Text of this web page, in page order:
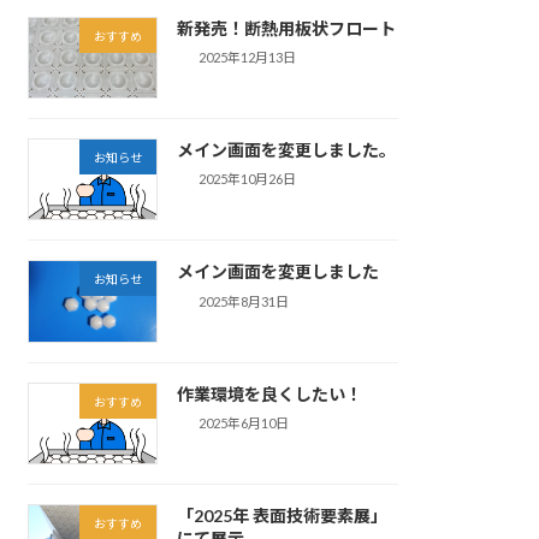
おすすめ 新発売！断熱用板状フロート
2025年12月13日
お知らせ メイン画面を変更しました。
2025年10月26日
お知らせ メイン画面を変更しました
2025年8月31日
おすすめ 作業環境を良くしたい！
2025年6月10日
おすすめ
「2025年 表面技術要素展」